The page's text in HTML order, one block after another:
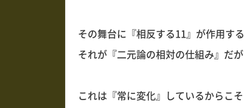
その舞台に『相反する11』が作用する
それが『二元論の相対の仕組み』だが
これは『常に変化』しているからこそ